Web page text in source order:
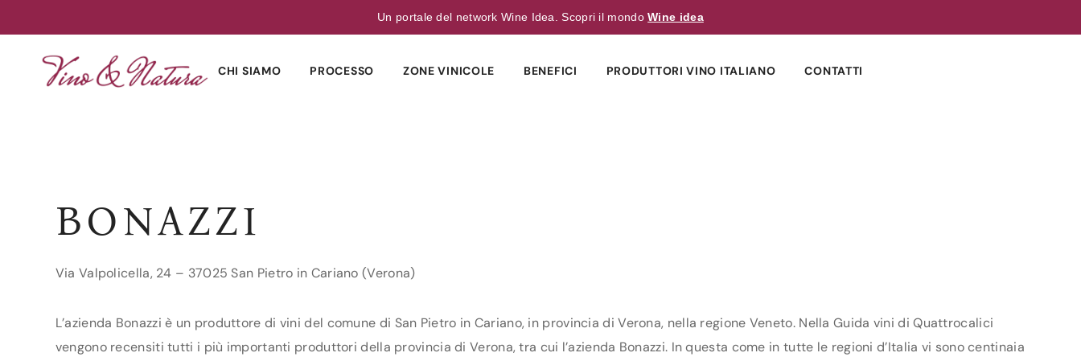
Un portale del network Wine Idea. Scopri il mondoWine idea
CHI SIAMO PROCESSO ZONE VINICOLE BENEFICI PRODUTTORI VINO ITALIANO CONTATTI
BONAZZI
Via Valpolicella, 24 – 37025 San Pietro in Cariano (Verona)
L’azienda Bonazzi è un produttore di vini del comune di San Pietro in Cariano, in provincia di Verona, nella regione Veneto. Nella Guida vini di Quattrocalici
vengono recensiti tutti i più importanti produttori della provincia di Verona, tra cui l’azienda Bonazzi. In questa come in tutte le regioni d’Italia vi sono centinaia